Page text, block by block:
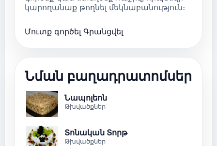
կարողանաք թողնել մեկնաբանություն։
Մուտք գործել Գրանցվել
Նման բաղադրատոմսեր
Նապոլեոն
Թխվածքներ
Տոնական Տորթ
Թխվածքներ